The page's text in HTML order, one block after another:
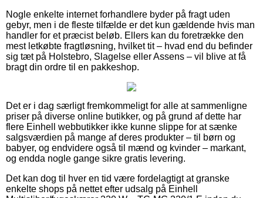
Nogle enkelte internet forhandlere byder på fragt uden
gebyr, men i de fleste tilfælde er det kun gældende hvis man
handler for et præcist beløb. Ellers kan du foretrække den
mest letkøbte fragtløsning, hvilket tit – hvad end du befinder
sig tæt på Holstebro, Slagelse eller Assens – vil blive at få
bragt din ordre til en pakkeshop.
Det er i dag særligt fremkommeligt for alle at sammenligne
priser på diverse online butikker, og på grund af dette har
flere Einhell webbutikker ikke kunne slippe for at sænke
salgsværdien på mange af deres produkter – til børn og
babyer, og endvidere også til mænd og kvinder – markant,
og endda nogle gange sikre gratis levering.
Det kan dog til hver en tid være fordelagtigt at granske
enkelte shops på nettet efter udsalg på Einhell